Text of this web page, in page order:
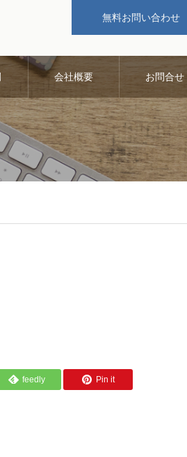
無料お問い合わせ
会社概要 お問合せ
feedly Pin it